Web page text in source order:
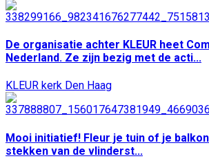
De organisatie achter KLEUR heet
Nederland. Ze zijn bezig met de acti...
KLEUR kerk Den Haag
Mooi initiatief! Fleur je tuin of je
stekken van de vlinderst...